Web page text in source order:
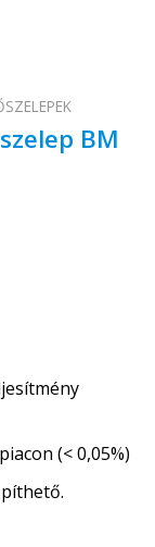
BM
(< 0,05%)